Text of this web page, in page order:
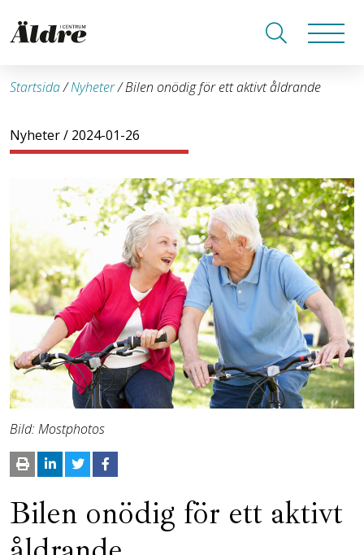
Startsida/Nyheter/Bilen onödig för ett aktivt åldrande
Nyheter/ 2024-01-26
Bild: Mostphotos
Bilen onödig för ett aktivt